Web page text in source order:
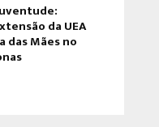
da UEA
das Mães no